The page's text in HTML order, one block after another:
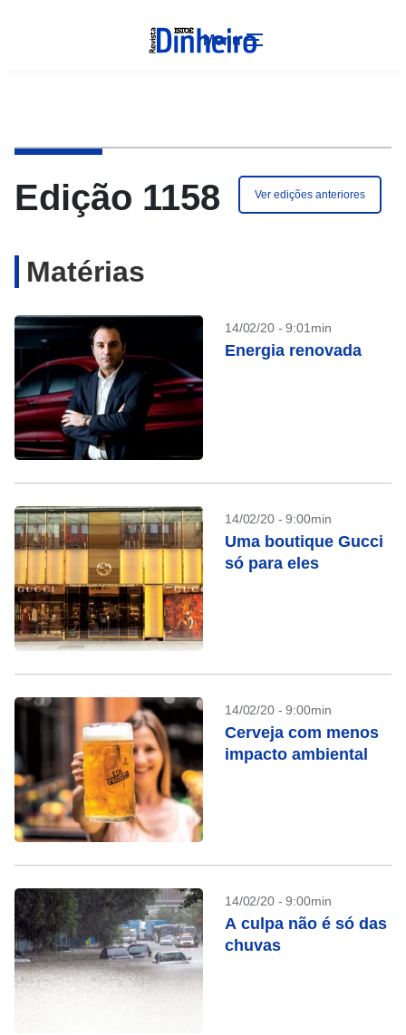
Menu
Edição 1158 Ver edições anteriores
Matérias
14/02/20 - 9:01min
Energia renovada
14/02/20 - 9:00min
Uma boutique Gucci
só para eles
14/02/20 - 9:00min
Cerveja com menos
impacto ambiental
14/02/20 - 9:00min
A culpa não é só das
chuvas